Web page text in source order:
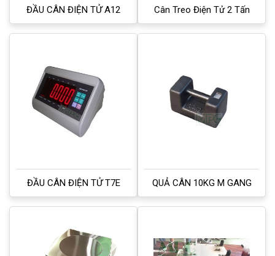
ĐẦU CÂN ĐIỆN TỬ A12 Cân Treo Điện Tử 2 Tấn
ĐẦU CÂN ĐIỆN TỬ T7E QUẢ CÂN 10KG M GANG